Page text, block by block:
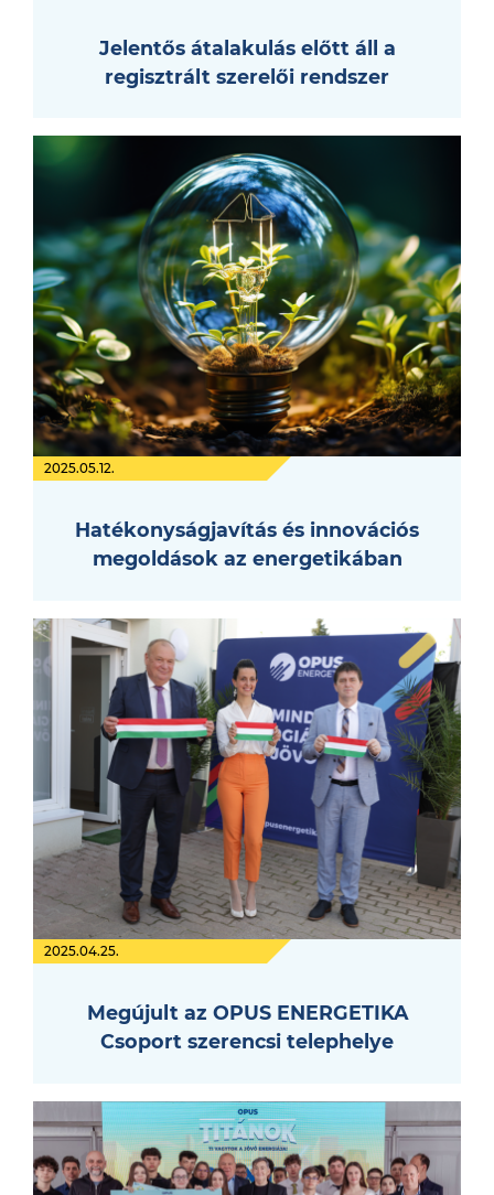
Jelentős átalakulás előtt áll a
regisztrált szerelői rendszer
2025.05.12.
Hatékonyságjavítás és innovációs
megoldások az energetikában
2025.04.25.
Megújult az OPUS ENERGETIKA
Csoport szerencsi telephelye